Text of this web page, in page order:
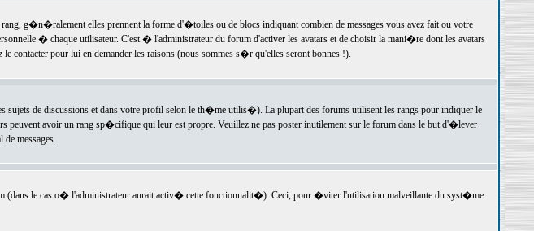
g�n�ralement elles prennent la forme d'�toiles ou de blocs indiquant combien de messages vous avez fait ou votre
� chaque utilisateur. C'est � l'administrateur du forum d'activer les avatars et de choisir la mani�re dont les avatars
contacter pour lui en demander les raisons (nous sommes s�r qu'elles seront bonnes !).
de discussions et dans votre profil selon le th�me utilis�). La plupart des forums utilisent les rangs pour indiquer le
peuvent avoir un rang sp�cifique qui leur est propre. Veuillez ne pas poster inutilement sur le forum dans le but d'�lever
messages.
le cas o� l'administrateur aurait activ� cette fonctionnalit�). Ceci, pour �viter l'utilisation malveillante du syst�me